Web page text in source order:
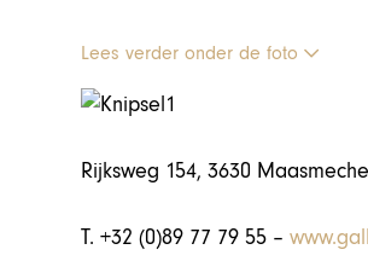
Lees verder onder de foto
Rijksweg 154, 3630
T. +32 (0)89 77 79 55 –